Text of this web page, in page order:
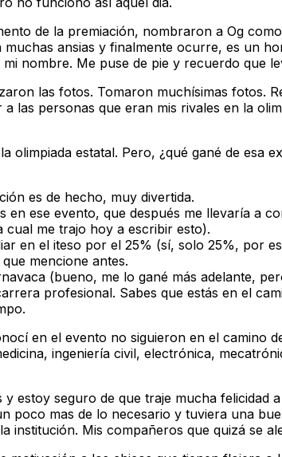
de la premiación, nombraron a Og
muchas ansias y finalmente ocurre, es un
nombre. Me puse de pie y recuerdo que
las fotos. Tomaron muchísimas fotos.
las personas que eran mis rivales en la
olimpiada estatal. Pero, ¿qué gané de esa
es de hecho, muy divertida.
en ese evento, que después me llevaría a
cual me trajo hoy a escribir esto).
en el iteso por el 25% (sí, solo 25%, por
mencione antes.
(bueno, me lo gané más adelante,
profesional. Sabes que estás en el
en el evento no siguieron en el camino
ingeniería civil, electrónica,
estoy seguro de que traje mucha
poco mas de lo necesario y tuviera una
institución. Mis compañeros que quizá se